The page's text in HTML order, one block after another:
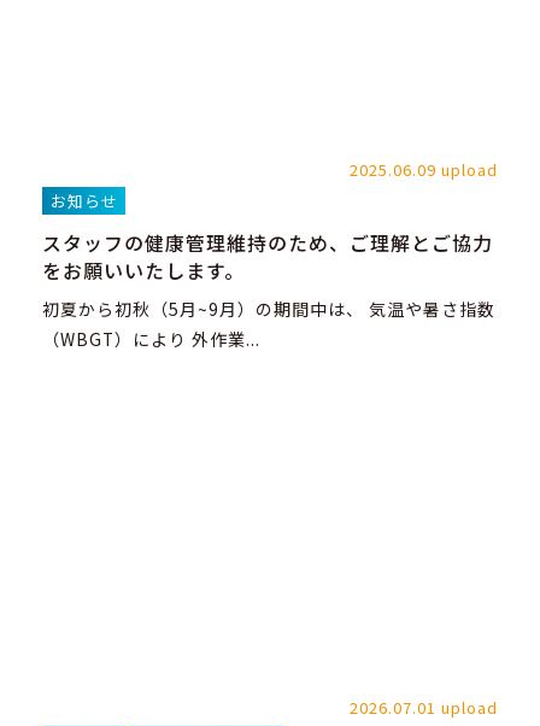
2025.06.09 upload
お知らせ
スタッフの健康管理維持のため、ご理解とご協力
をお願いいたします。
初夏から初秋（5月~9月）の期間中は、 気温や暑さ指数
（WBGT）により 外作業...
2026.07.01 upload